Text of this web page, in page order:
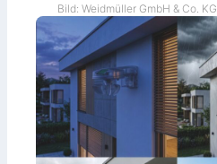
Bild: Weidmüller GmbH & Co. KG